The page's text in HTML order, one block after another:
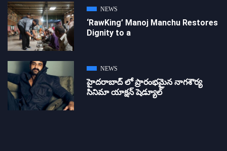
NEWS
‘RawKing’ Manoj Manchu Restores
Dignity to a
NEWS
హైదరాబాద్ లో ప్రారంభమైన నాగశౌర్య
సినిమా యాక్షన్ షెడ్యూల్